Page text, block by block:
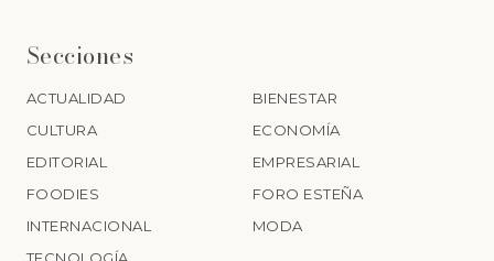
Secciones
ACTUALIDAD
BIENESTAR
CULTURA
ECONOMÍA
EDITORIAL
EMPRESARIAL
FOODIES
FORO ESTEÑA
INTERNACIONAL
MODA